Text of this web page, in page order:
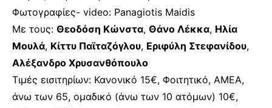
Φωτογραφίες- video: Panagiotis Maidis
Με τους: Θεοδόση Κώνστα, Θάνο Λέκκα, Ηλία
Μουλά, Κίττυ Παϊταζόγλου, Εριφύλη Στεφανίδου,
Αλέξανδρο Χρυσανθόπουλο
Τιμές εισιτηρίων: Κανονικό 15€, Φοιτητικό, ΑΜΕΑ,
άνω των 65, ομαδικό (άνω των 10 ατόμων) 10€,